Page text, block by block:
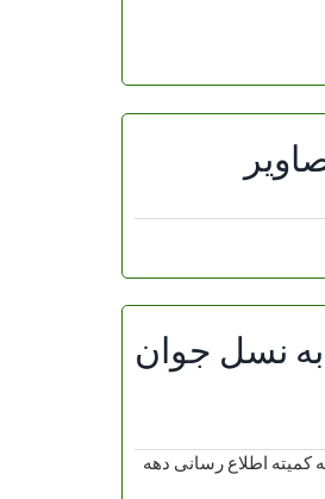
نسل جوان
اطلاع رسانی دهه